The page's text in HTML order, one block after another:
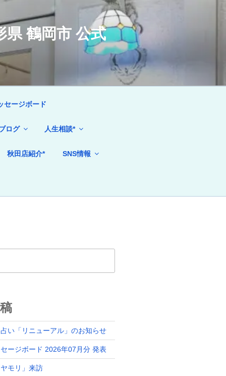
鶴岡市 公式
セージボード
ログ 人生相談*
秋田店紹介* SNS情報
い「リニューアル」のお知らせ
ージボード 2026年07月分 発表
モリ」来訪